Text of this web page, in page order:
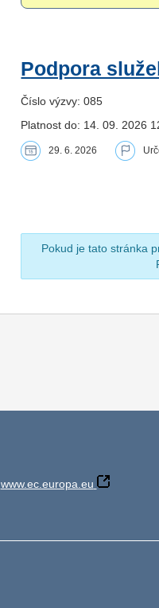
Podpora
Číslo výzvy: 085
Platnost do: 14. 09. 2026
29. 6. 2026
Pokud je tato stránka
www.ec.europa.eu